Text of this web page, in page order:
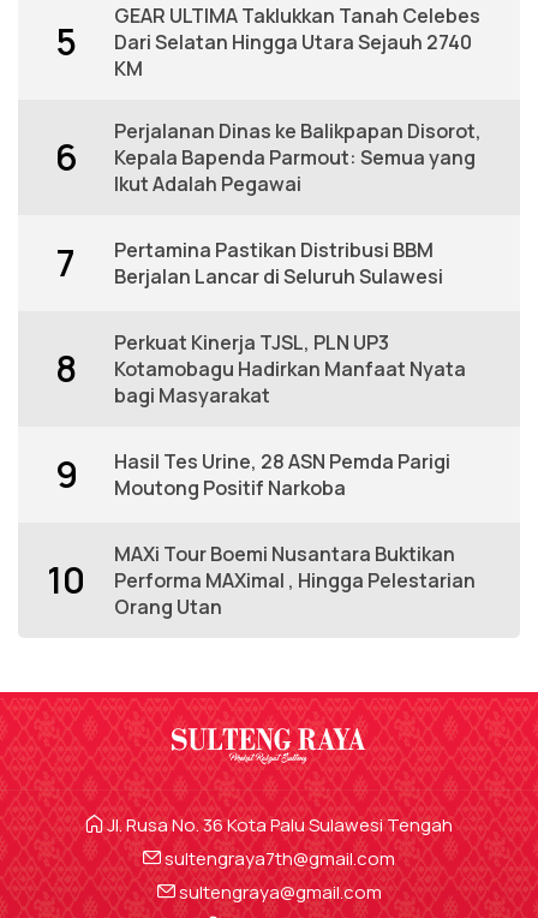
5
GEAR ULTIMA Taklukkan Tanah Celebes
Dari Selatan Hingga Utara Sejauh 2740
KM
6
Perjalanan Dinas ke Balikpapan Disorot,
Kepala Bapenda Parmout: Semua yang
Ikut Adalah Pegawai
7
Pertamina Pastikan Distribusi BBM
Berjalan Lancar di Seluruh Sulawesi
8
Perkuat Kinerja TJSL, PLN UP3
Kotamobagu Hadirkan Manfaat Nyata
bagi Masyarakat
9
Hasil Tes Urine, 28 ASN Pemda Parigi
Moutong Positif Narkoba
10
MAXi Tour Boemi Nusantara Buktikan
Performa MAXimal , Hingga Pelestarian
Orang Utan
Jl. Rusa No. 36 Kota Palu Sulawesi Tengah
sultengraya7th@gmail.com
sultengraya@gmail.com